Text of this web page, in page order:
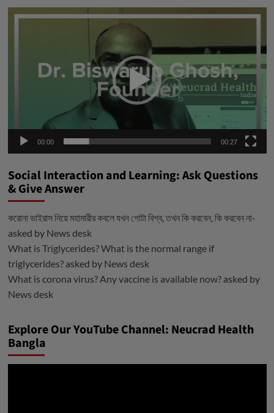
ভিডিও
00:00 00:27
Social Interaction and Learning: Ask Questions
& Give Answer
করোনা ভাইরাস নিয়ে মহামারীর কবলে যখন গোটা বিশ্ব, তখন কি করবেন, কি করবেন না-
asked by News desk
What is Triglycerides? What is the normal range if
triglycerides?asked by News desk
What is corona virus? Any vaccine is available now?asked by
News desk
Explore Our YouTube Channel: Neucrad Health
Bangla